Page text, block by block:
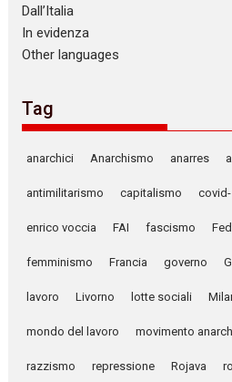
Dall’Italia
In evidenza
Other languages
Tag
anarchici Anarchismo anarres
antimilitarismo capitalismo
enrico voccia FAI fascismo
femminismo Francia governo
lavoro Livorno lotte sociali
mondo del lavoro movimento
razzismo repressione Rojava